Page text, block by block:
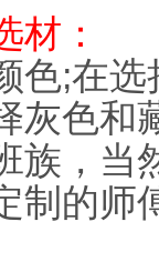
：
;在选
灰色和
族，当
制的师